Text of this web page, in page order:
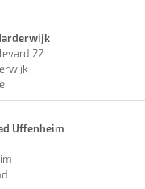
22
Uffenheim